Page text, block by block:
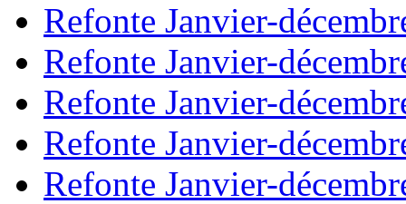
Refonte Janvier-
Refonte Janvier-
Refonte Janvier-
Refonte Janvier-
Refonte Janvier-